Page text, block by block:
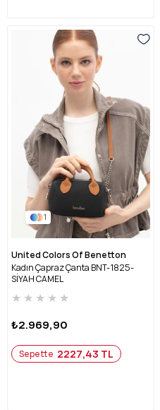
1
United Colors Of Benetton
Kadın Çapraz Çanta BNT-1825-
SİYAH CAMEL
★ ★ ★ ★ ★
₺2.969,90
Sepette 2227,43 TL